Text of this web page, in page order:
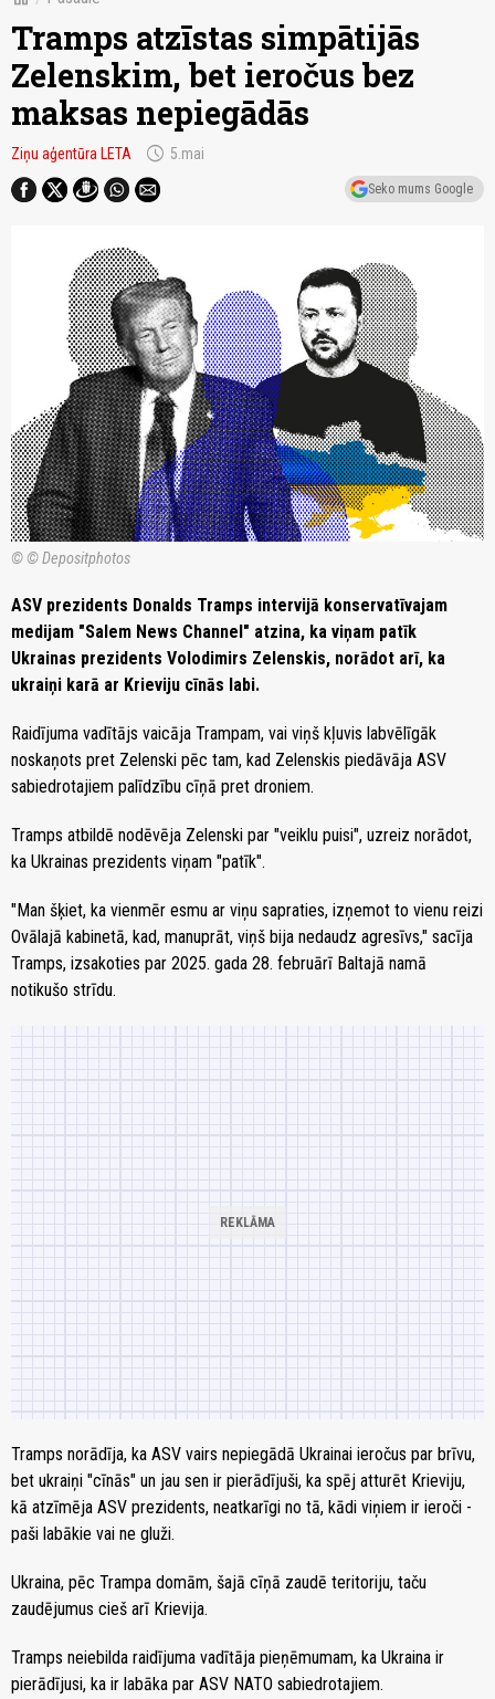
Tramps atzīstas simpātijās
Zelenskim, bet ieročus bez
maksas nepiegādās
Ziņu aģentūra LETA schedule 5.mai
Seko mums Google
© © Depositphotos
ASV prezidents Donalds Tramps intervijā konservatīvajam
medijam "Salem News Channel" atzina, ka viņam patīk
Ukrainas prezidents Volodimirs Zelenskis, norādot arī, ka
ukraiņi karā ar Krieviju cīnās labi.
Raidījuma vadītājs vaicāja Trampam, vai viņš kļuvis labvēlīgāk
noskaņots pret Zelenski pēc tam, kad Zelenskis piedāvāja ASV
sabiedrotajiem palīdzību cīņā pret droniem.
Tramps atbildē nodēvēja Zelenski par "veiklu puisi", uzreiz norādot,
ka Ukrainas prezidents viņam "patīk".
"Man šķiet, ka vienmēr esmu ar viņu sapraties, izņemot to vienu reizi
Ovālajā kabinetā, kad, manuprāt, viņš bija nedaudz agresīvs," sacīja
Tramps, izsakoties par 2025. gada 28. februārī Baltajā namā
notikušo strīdu.
Tramps norādīja, ka ASV vairs nepiegādā Ukrainai ieročus par brīvu,
bet ukraiņi "cīnās" un jau sen ir pierādījuši, ka spēj atturēt Krieviju,
kā atzīmēja ASV prezidents, neatkarīgi no tā, kādi viņiem ir ieroči -
paši labākie vai ne gluži.
Ukraina, pēc Trampa domām, šajā cīņā zaudē teritoriju, taču
zaudējumus cieš arī Krievija.
Tramps neiebilda raidījuma vadītāja pieņēmumam, ka Ukraina ir
pierādījusi, ka ir labāka par ASV NATO sabiedrotajiem.